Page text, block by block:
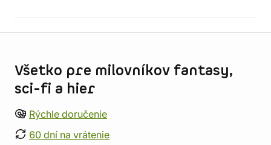
Všetko pre milovníkov fantasy,
sci-fi a hier
Rýchle doručenie
60 dní na vrátenie